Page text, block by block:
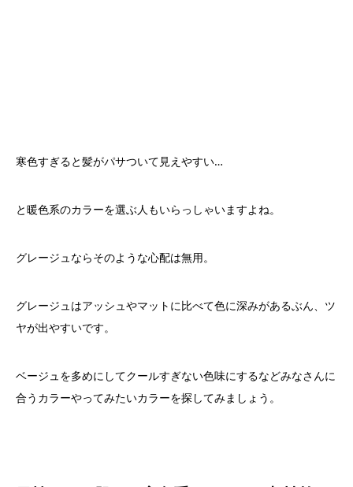
寒色すぎると髪がパサついて見えやすい…
と暖色系のカラーを選ぶ人もいらっしゃいますよね。
グレージュならそのような心配は無用。
グレージュはアッシュやマットに比べて色に深みがあるぶん、ツ
ヤが出やすいです。
ベージュを多めにしてクールすぎない色味にするなどみなさんに
合うカラーやってみたいカラーを探してみましょう。